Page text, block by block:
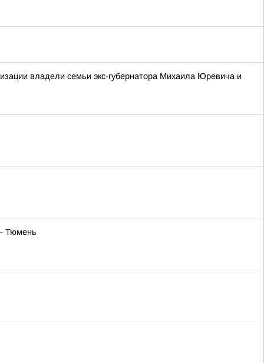
владели семьи экс-губернатора Михаила Юревича и
Тюмень